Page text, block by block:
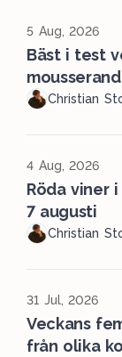
5 Aug, 2026
Bäst i test
Christian
4 Aug, 2026
Röda viner
7 augusti
Christian
31 Jul, 2026
Veckans
från olika